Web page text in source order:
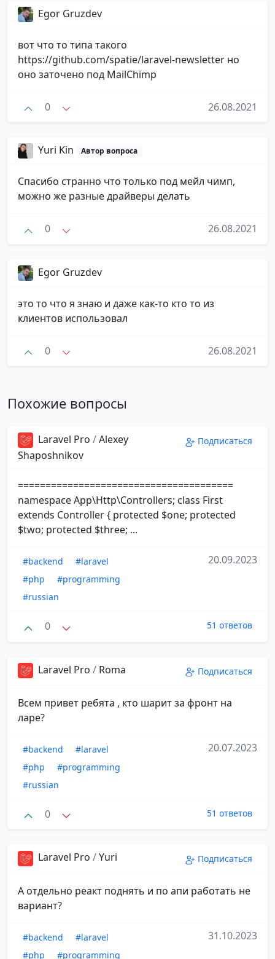
Egor Gruzdev
вот что то типа такого
https://github.com/spatie/laravel-newsletter но
оно заточено под MailChimp
0 26.08.2021
Yuri Kin Автор вопроса
Спасибо странно что только под мейл чимп,
можно же разные драйверы делать
0 26.08.2021
Egor Gruzdev
это то что я знаю и даже как-то кто то из
клиентов использовал
0 26.08.2021
Похожие вопросы
Laravel Pro /Alexey
Shaposhnikov
Подписаться
=======================================
namespace App\Http\Controllers; class First
extends Controller { protected $one; protected
$two; protected $three; ...
#backend
#laravel
#php
#programming
#russian
20.09.2023
0 51 ответов
Laravel Pro / Roma Подписаться
Всем привет ребята , кто шарит за фронт на
ларе?
#backend
#laravel
#php
#programming
#russian
20.07.2023
0 51 ответов
Laravel Pro /Yuri Подписаться
А отдельно реакт поднять и по апи работать не
вариант?
#backend
#laravel
#php
#programming
31.10.2023